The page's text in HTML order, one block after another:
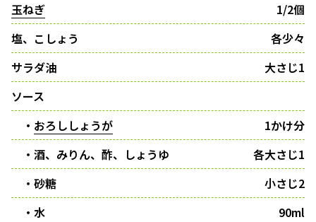
玉ねぎ
1/2個
塩、こしょう
各少々
サラダ油
大さじ1
ソース
・ おろししょうが
1かけ分
・酒、みりん、酢、しょうゆ
各大さじ1
・砂糖
小さじ2
・水
90ml